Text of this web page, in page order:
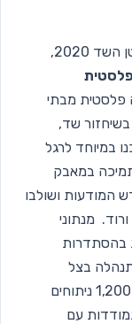
ובתוך כך נודע כי לרגל חודש המודעות לסרטן השד 2020,
פלסטית
פלסטית מבתי
בשיחזור שד,
במיוחד לרגל
במאבק
המודעות ושולבו
מנתוני
בהסתדרות
בצל
הקורונה, התבצעו בבתי החולים בישראל כ – 1,200 ניתוחים
עם